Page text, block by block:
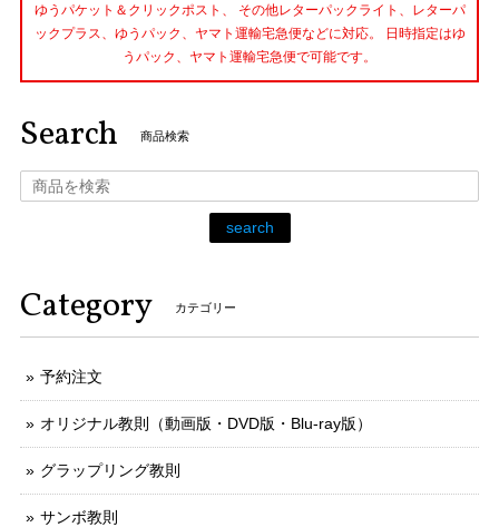
ゆうパケット＆クリックポスト、 その他レターパックライト、レターパ
ックプラス、ゆうパック、ヤマト運輸宅急便などに対応。 日時指定はゆ
うパック、ヤマト運輸宅急便で可能です。
Search 商品検索
search
Category カテゴリー
予約注文
オリジナル教則（動画版・DVD版・Blu-ray版）
グラップリング教則
サンボ教則